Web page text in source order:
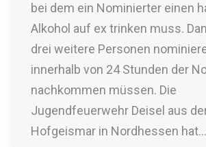
bei dem ein Nominierter einen
Alkohol auf ex trinken muss.
drei weitere Personen
innerhalb von 24 Stunden der
nachkommen müssen. Die
Jugendfeuerwehr Deisel aus
Hofgeismar in Nordhessen hat…